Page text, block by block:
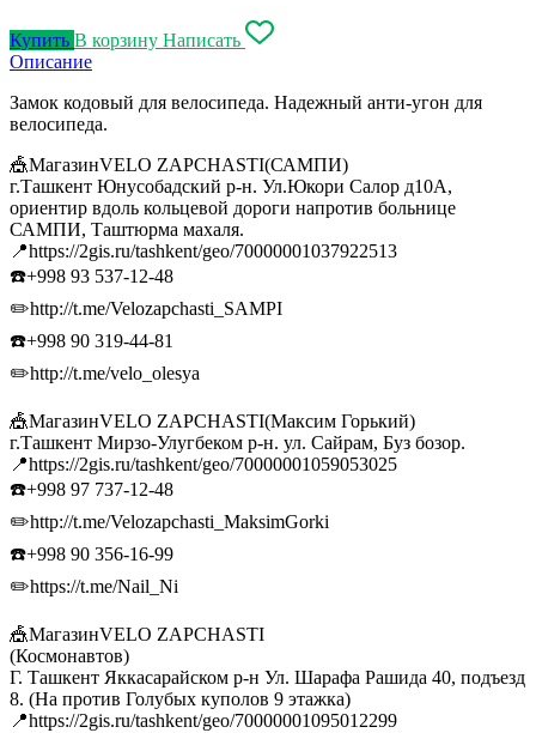
Купить В корзину Написать
Описание
Замок кодовый для велосипеда. Надежный анти-угон для
велосипеда.
🎪МагазинVELO ZAPCHASTI(САМПИ)
г.Ташкент Юнусобадский р-н. Ул.Юкори Салор д10А,
ориентир вдоль кольцевой дороги напротив больнице
САМПИ, Таштюрма махаля.
📍https://2gis.ru/tashkent/geo/70000001037922513
☎️+998 93 537-12-48
✏️http://t.me/Velozapchasti_SAMPI
☎️+998 90 319-44-81
✏️http://t.me/velo_olesya
🎪МагазинVELO ZAPCHASTI(Максим Горький)
г.Ташкент Мирзо-Улугбеком р-н. ул. Сайрам, Буз бозор.
📍https://2gis.ru/tashkent/geo/70000001059053025
☎️+998 97 737-12-48
✏️http://t.me/Velozapchasti_MaksimGorki
☎️+998 90 356-16-99
✏️https://t.me/Nail_Ni
🎪МагазинVELO ZAPCHASTI
(Космонавтов)
Г. Ташкент Яккасарайском р-н Ул. Шарафа Рашида 40, подъезд
8. (На против Голубых куполов 9 этажка)
📍https://2gis.ru/tashkent/geo/70000001095012299